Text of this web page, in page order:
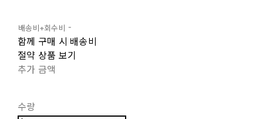
-
함께 구매 시 배송비
절약 상품 보기
추가 금액
수량